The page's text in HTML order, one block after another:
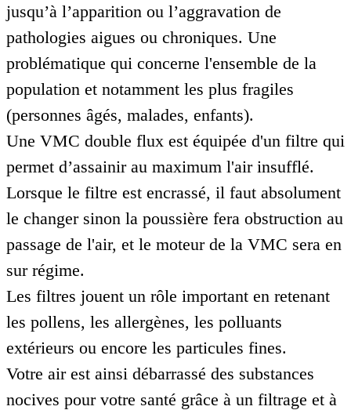
jusqu’à l’apparition ou l’aggravation de
pathologies aigues ou chroniques. Une
problématique qui concerne l'ensemble de la
population et notamment les plus fragiles
(personnes âgés, malades, enfants).
Une VMC double flux est équipée d'un filtre qui
permet d’assainir au maximum l'air insufflé.
Lorsque le filtre est encrassé, il faut absolument
le changer sinon la poussière fera obstruction au
passage de l'air, et le moteur de la VMC sera en
sur régime.
Les filtres jouent un rôle important en retenant
les pollens, les allergènes, les polluants
extérieurs ou encore les particules fines.
Votre air est ainsi débarrassé des substances
nocives pour votre santé grâce à un filtrage et à